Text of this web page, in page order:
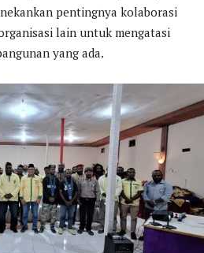
pentingnya kolaborasi
lain untuk mengatasi
yang ada.